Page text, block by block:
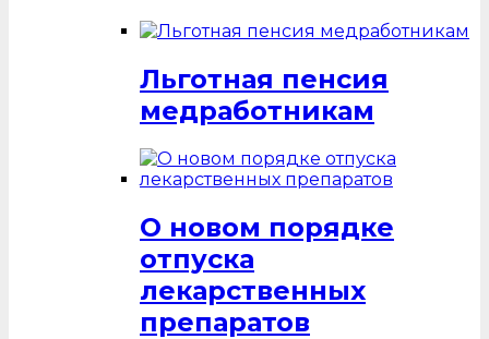
Льготная пенсия
медработникам
О новом порядке
отпуска
лекарственных
препаратов